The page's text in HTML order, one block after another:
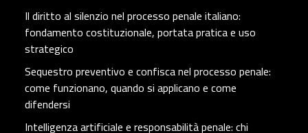
Il diritto al silenzio nel processo penale italiano:
fondamento costituzionale, portata pratica e uso
strategico
Sequestro preventivo e confisca nel processo penale:
come funzionano, quando si applicano e come
difendersi
Intelligenza artificiale e responsabilità penale: chi